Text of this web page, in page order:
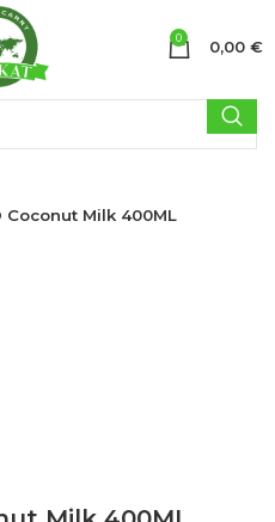
0 0,00 €
Coconut Milk 400ML